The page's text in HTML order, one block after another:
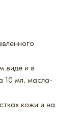
виде и в
10 мл. масла-
кожи и на